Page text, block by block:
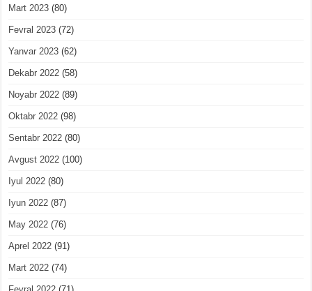
Mart 2023 (80)
Fevral 2023 (72)
Yanvar 2023 (62)
Dekabr 2022 (58)
Noyabr 2022 (89)
Oktabr 2022 (98)
Sentabr 2022 (80)
Avgust 2022 (100)
Iyul 2022 (80)
Iyun 2022 (87)
May 2022 (76)
Aprel 2022 (91)
Mart 2022 (74)